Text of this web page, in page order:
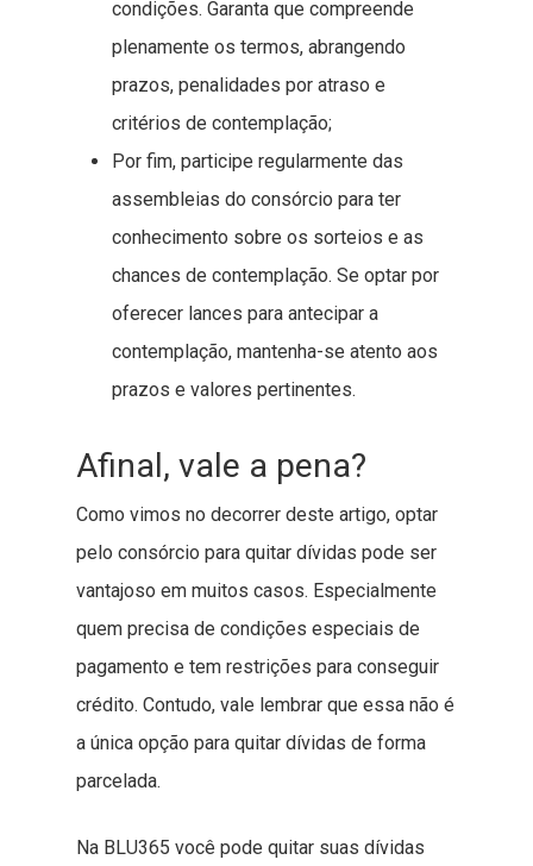
condições. Garanta que compreende
plenamente os termos, abrangendo
prazos, penalidades por atraso e
critérios de contemplação;
Por fim, participe regularmente das
assembleias do consórcio para ter
conhecimento sobre os sorteios e as
chances de contemplação. Se optar por
oferecer lances para antecipar a
contemplação, mantenha-se atento aos
prazos e valores pertinentes.
Afinal, vale a pena?
Como vimos no decorrer deste artigo, optar
pelo consórcio para quitar dívidas pode ser
vantajoso em muitos casos. Especialmente
quem precisa de condições especiais de
pagamento e tem restrições para conseguir
crédito. Contudo, vale lembrar que essa não é
a única opção para quitar dívidas de forma
parcelada.
Na BLU365 você pode quitar suas dívidas